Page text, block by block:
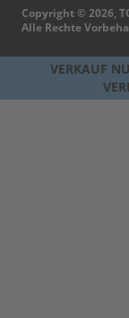
Copyright © 2026,
Alle Rechte
VERKAUF